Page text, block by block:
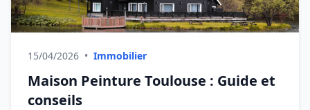
15/04/2026 • Immobilier
Maison Peinture Toulouse : Guide et
conseils